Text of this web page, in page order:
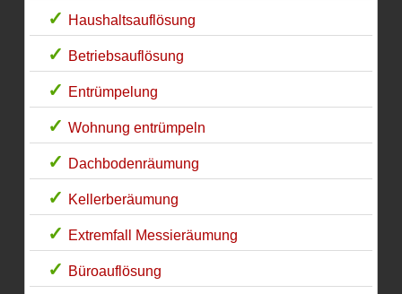
Haushaltsauflösung
Betriebsauflösung
Entrümpelung
Wohnung entrümpeln
Dachbodenräumung
Kellerberäumung
Extremfall Messieräumung
Büroauflösung